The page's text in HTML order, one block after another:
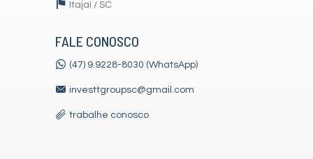
Playground
Bicicletário
Câmeras de Segurança
Sala de Reunião
Entrada para Banhistas
Box de Praia
Itajaí / SC
FALE CONOSCO
(47) 9.9228-8030 (WhatsApp)
investtgroupsc@gmail.com
trabalhe conosco